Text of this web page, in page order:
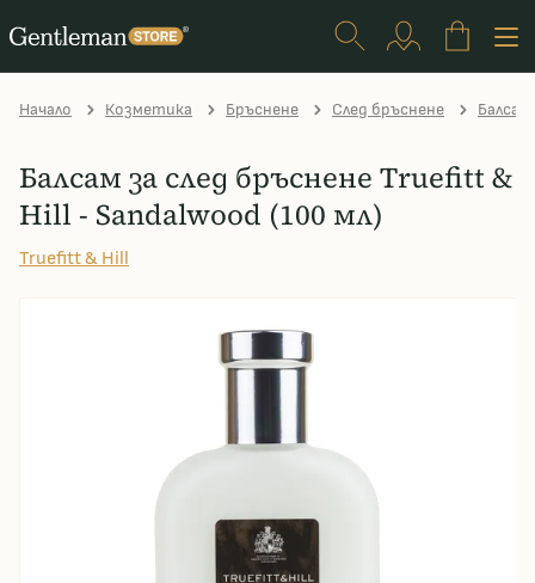
Начало Козметика Бръснене След бръснене Балсам
Балсам за след бръснене Truefitt &
Hill - Sandalwood (100 мл)
Truefitt & Hill